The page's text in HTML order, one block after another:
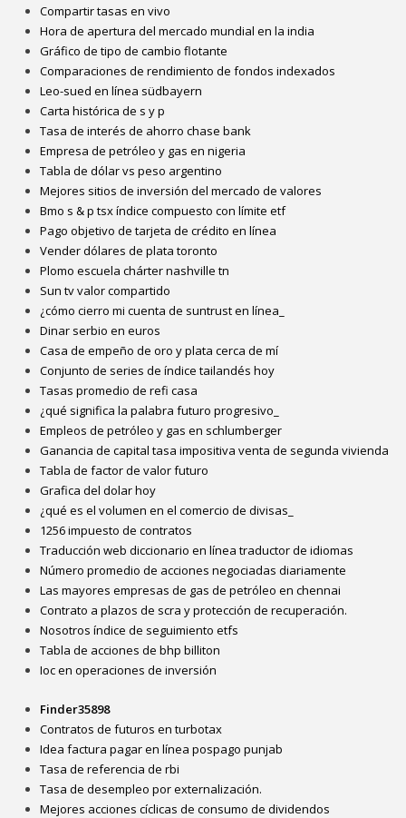
Compartir tasas en vivo
Hora de apertura del mercado mundial en la india
Gráfico de tipo de cambio flotante
Comparaciones de rendimiento de fondos indexados
Leo-sued en línea südbayern
Carta histórica de s y p
Tasa de interés de ahorro chase bank
Empresa de petróleo y gas en nigeria
Tabla de dólar vs peso argentino
Mejores sitios de inversión del mercado de valores
Bmo s & p tsx índice compuesto con límite etf
Pago objetivo de tarjeta de crédito en línea
Vender dólares de plata toronto
Plomo escuela chárter nashville tn
Sun tv valor compartido
¿cómo cierro mi cuenta de suntrust en línea_
Dinar serbio en euros
Casa de empeño de oro y plata cerca de mí
Conjunto de series de índice tailandés hoy
Tasas promedio de refi casa
¿qué significa la palabra futuro progresivo_
Empleos de petróleo y gas en schlumberger
Ganancia de capital tasa impositiva venta de segunda vivienda
Tabla de factor de valor futuro
Grafica del dolar hoy
¿qué es el volumen en el comercio de divisas_
1256 impuesto de contratos
Traducción web diccionario en línea traductor de idiomas
Número promedio de acciones negociadas diariamente
Las mayores empresas de gas de petróleo en chennai
Contrato a plazos de scra y protección de recuperación.
Nosotros índice de seguimiento etfs
Tabla de acciones de bhp billiton
Ioc en operaciones de inversión
Finder35898
Contratos de futuros en turbotax
Idea factura pagar en línea pospago punjab
Tasa de referencia de rbi
Tasa de desempleo por externalización.
Mejores acciones cíclicas de consumo de dividendos